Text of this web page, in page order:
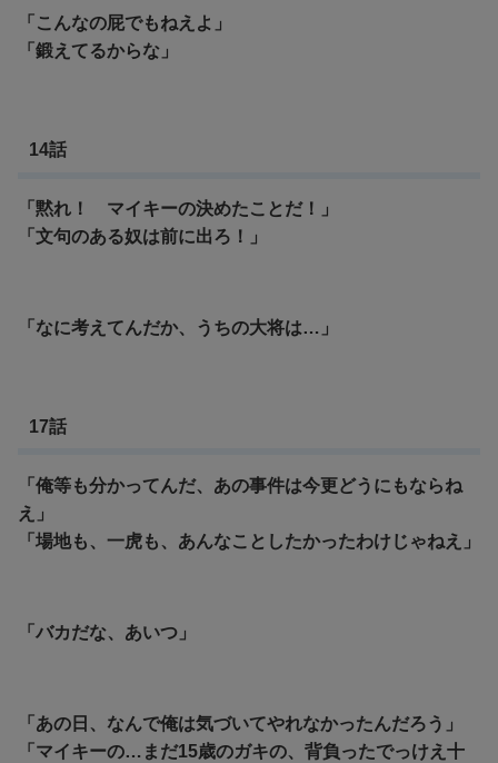
「こんなの屁でもねえよ」
「鍛えてるからな」
14話
「黙れ！ マイキーの決めたことだ！」
「文句のある奴は前に出ろ！」
「なに考えてんだか、うちの大将は…」
17話
「俺等も分かってんだ、あの事件は今更どうにもならね
え」
「場地も、一虎も、あんなことしたかったわけじゃねえ」
「バカだな、あいつ」
「あの日、なんで俺は気づいてやれなかったんだろう」
「マイキーの…まだ15歳のガキの、背負ったでっけえ十